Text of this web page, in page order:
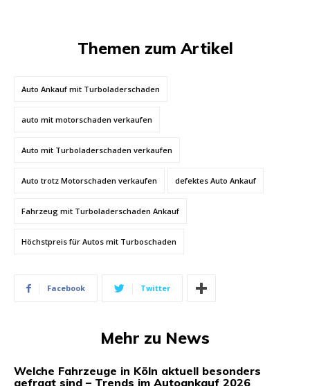
Themen zum Artikel
Auto Ankauf mit Turboladerschaden
auto mit motorschaden verkaufen
Auto mit Turboladerschaden verkaufen
Auto trotz Motorschaden verkaufen defektes Auto Ankauf
Fahrzeug mit Turboladerschaden Ankauf
Höchstpreis für Autos mit Turboschaden
Facebook Twitter
Mehr zu News
Welche Fahrzeuge in Köln aktuell besonders
gefragt sind – Trends im Autoankauf 2026